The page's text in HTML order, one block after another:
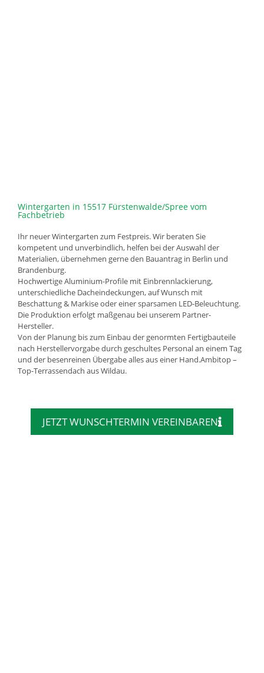
Wintergarten in 15517 Fürstenwalde/Spree vom
Fachbetrieb
Ihr neuer Wintergarten zum Festpreis. Wir beraten Sie
kompetent und unverbindlich, helfen bei der Auswahl der
Materialien, übernehmen gerne den Bauantrag in Berlin und
Brandenburg.
Hochwertige Aluminium-Profile mit Einbrennlackierung,
unterschiedliche Dacheindeckungen, auf Wunsch mit
Beschattung & Markise oder einer sparsamen LED-Beleuchtung.
Die Produktion erfolgt maßgenau bei unserem Partner-
Hersteller.
Von der Planung bis zum Einbau der genormten Fertigbauteile
nach Herstellervorgabe durch geschultes Personal an einem Tag
und der besenreinen Übergabe alles aus einer Hand.Ambitop –
Top-Terrassendach aus Wildau.
JETZT WUNSCHTERMIN VEREINBAREN